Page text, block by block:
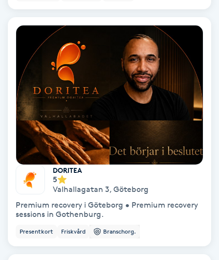
Herrklippning
HIFU
Hollywood Peel
Hot Stone Massage
Hot yoga
Hudföryngring
Huduppstramning
DORITEA
5
Valhallagatan 3, Göteborg
Premium recovery i Göteborg • Premium recovery
sessions in Gothenburg.
Presentkort Friskvård Branschorg.